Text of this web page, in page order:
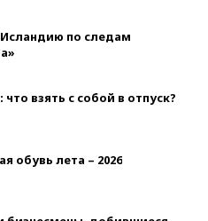
по следам
взять с собой в отпуск?
обувь лета – 2026